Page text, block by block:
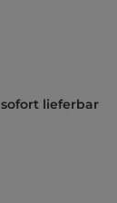
sofort lieferbar